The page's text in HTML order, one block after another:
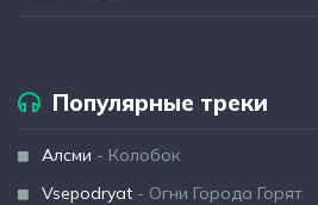
Популярные треки
Алсми - Колобок
Vsepodryat - Огни Города Горят